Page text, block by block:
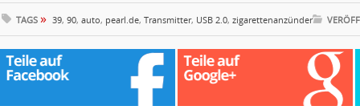
TAGS » 39, 90, auto, pearl.de, Transmitter, USB 2.0, zigarettenanzünder